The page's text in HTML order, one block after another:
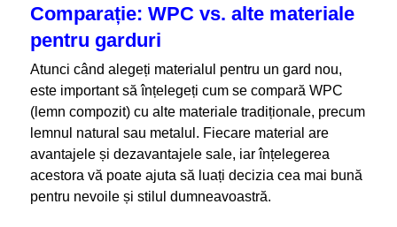
Comparație: WPC vs. alte materiale
pentru garduri
Atunci când alegeți materialul pentru un gard nou,
este important să înțelegeți cum se compară WPC
(lemn compozit) cu alte materiale tradiționale, precum
lemnul natural sau metalul. Fiecare material are
avantajele și dezavantajele sale, iar înțelegerea
acestora vă poate ajuta să luați decizia cea mai bună
pentru nevoile și stilul dumneavoastră.